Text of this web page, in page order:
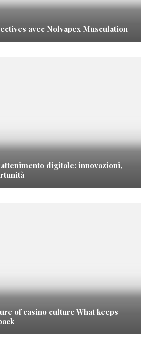
avec Nolvapex Musculation
digitale: innovazioni,
of casino culture What keeps